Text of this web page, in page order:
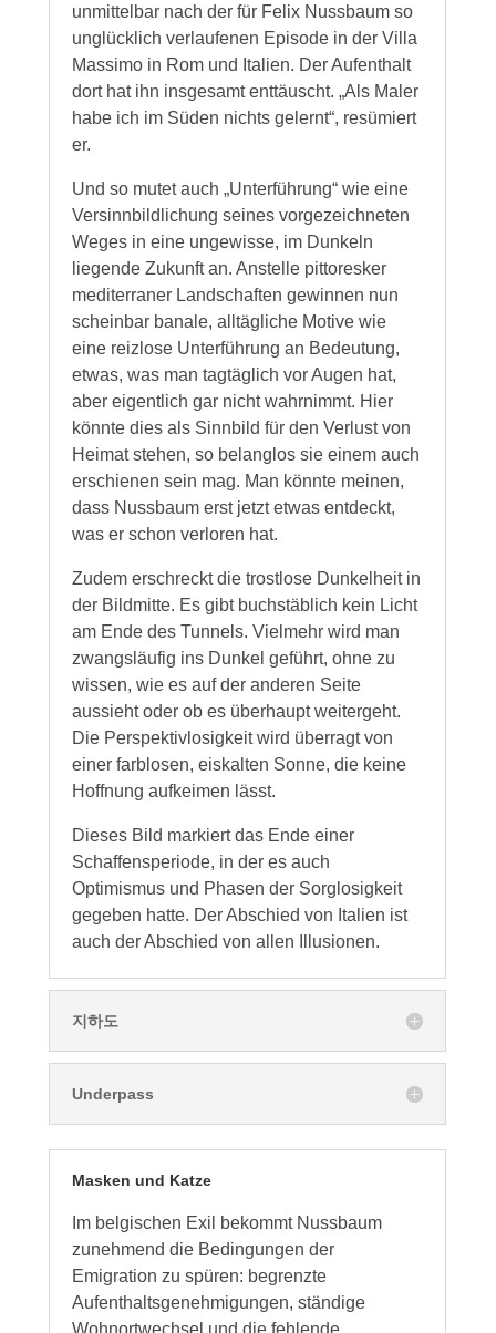
unmittelbar nach der für Felix Nussbaum so
unglücklich verlaufenen Episode in der Villa
Massimo in Rom und Italien. Der Aufenthalt
dort hat ihn insgesamt enttäuscht. „Als Maler
habe ich im Süden nichts gelernt“, resümiert
er.
Und so mutet auch „Unterführung“ wie eine
Versinnbildlichung seines vorgezeichneten
Weges in eine ungewisse, im Dunkeln
liegende Zukunft an. Anstelle pittoresker
mediterraner Landschaften gewinnen nun
scheinbar banale, alltägliche Motive wie
eine reizlose Unterführung an Bedeutung,
etwas, was man tagtäglich vor Augen hat,
aber eigentlich gar nicht wahrnimmt. Hier
könnte dies als Sinnbild für den Verlust von
Heimat stehen, so belanglos sie einem auch
erschienen sein mag. Man könnte meinen,
dass Nussbaum erst jetzt etwas entdeckt,
was er schon verloren hat.
Zudem erschreckt die trostlose Dunkelheit in
der Bildmitte. Es gibt buchstäblich kein Licht
am Ende des Tunnels. Vielmehr wird man
zwangsläufig ins Dunkel geführt, ohne zu
wissen, wie es auf der anderen Seite
aussieht oder ob es überhaupt weitergeht.
Die Perspektivlosigkeit wird überragt von
einer farblosen, eiskalten Sonne, die keine
Hoffnung aufkeimen lässt.
Dieses Bild markiert das Ende einer
Schaffensperiode, in der es auch
Optimismus und Phasen der Sorglosigkeit
gegeben hatte. Der Abschied von Italien ist
auch der Abschied von allen Illusionen.
지하도
Underpass
Masken und Katze
Im belgischen Exil bekommt Nussbaum
zunehmend die Bedingungen der
Emigration zu spüren: begrenzte
Aufenthaltsgenehmigungen, ständige
Wohnortwechsel und die fehlende